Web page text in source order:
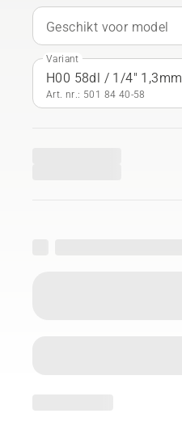
Geschikt voor model
Variant
H00 58dl / 1/4" 1,3mm
Art. nr.: 501 84 40‑58